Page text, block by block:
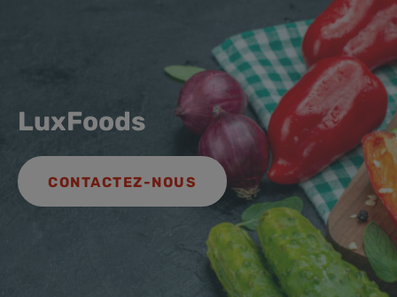
LuxFoods
CONTACTEZ-NOUS